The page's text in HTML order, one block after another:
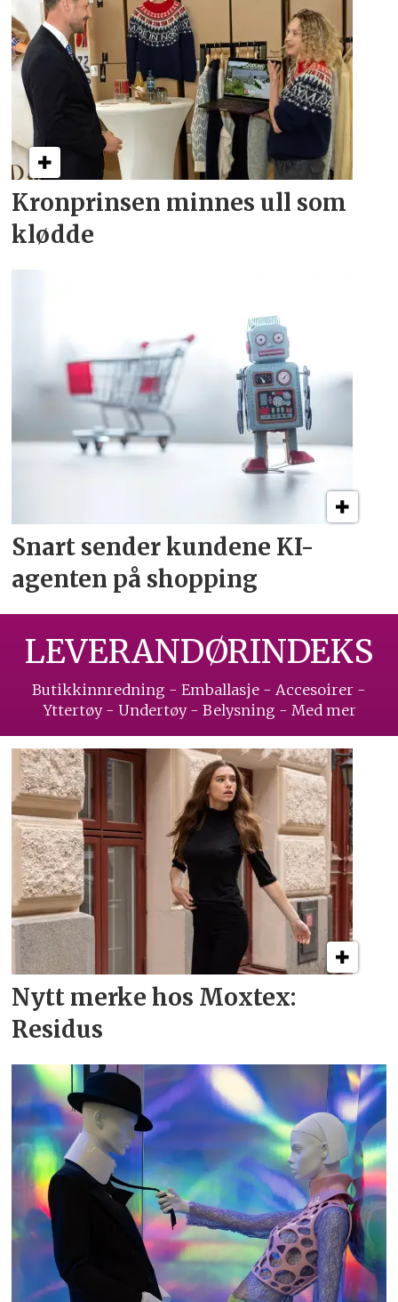
Kronprinsen minnes ull som
klødde
Snart sender kundene KI-
agenten på shopping
LEVERANDØRINDEKS
Butikkinnredning - Emballasje - Accesoirer -
Yttertøy - Undertøy - Belysning - Med mer
Nytt merke hos Moxtex:
Residus